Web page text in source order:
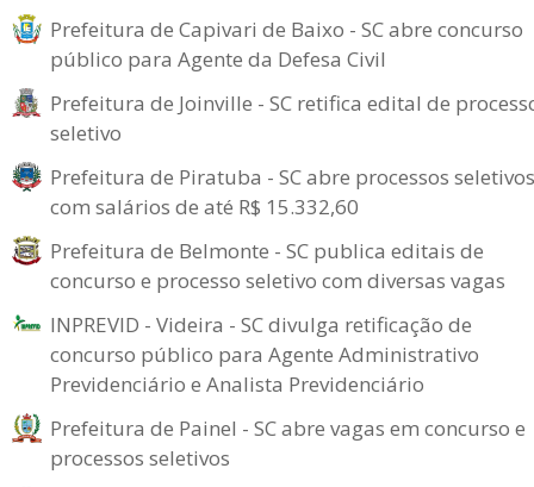
Prefeitura de Capivari de Baixo - SC abre concurso
público para Agente da Defesa Civil
Prefeitura de Joinville - SC retifica edital de
seletivo
Prefeitura de Piratuba - SC abre processos seletivos
com salários de até R$ 15.332,60
Prefeitura de Belmonte - SC publica editais de
concurso e processo seletivo com diversas vagas
INPREVID - Videira - SC divulga retificação de
concurso público para Agente Administrativo
Previdenciário e Analista Previdenciário
Prefeitura de Painel - SC abre vagas em concurso e
processos seletivos